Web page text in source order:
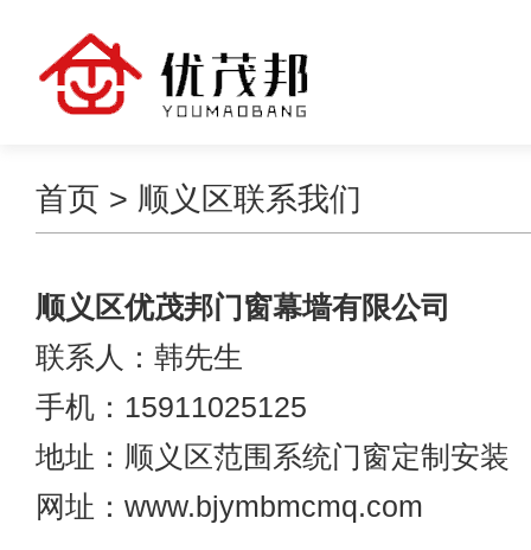
首页 > 顺义区联系我们
顺义区优茂邦门窗幕墙有限公司
联系人：韩先生
手机：15911025125
地址：顺义区范围系统门窗定制安装
网址：www.bjymbmcmq.com